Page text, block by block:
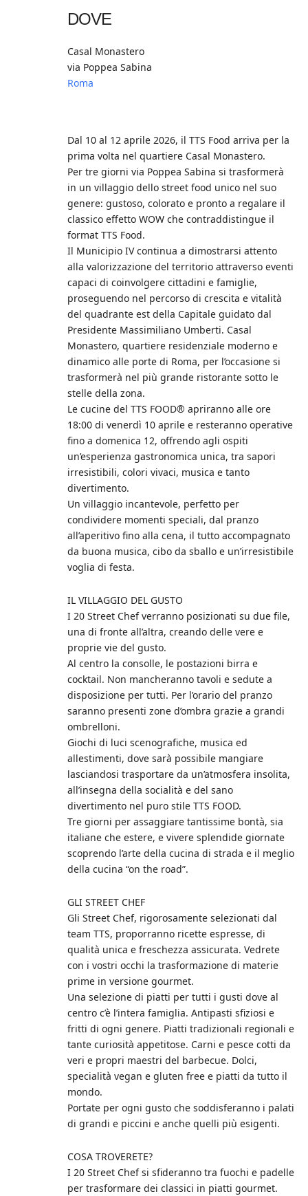
DOVE
Casal Monastero
via Poppea Sabina
Roma
Dal 10 al 12 aprile 2026, il TTS Food arriva per la
prima volta nel quartiere Casal Monastero.
Per tre giorni via Poppea Sabina si trasformerà
in un villaggio dello street food unico nel suo
genere: gustoso, colorato e pronto a regalare il
classico effetto WOW che contraddistingue il
format TTS Food.
Il Municipio IV continua a dimostrarsi attento
alla valorizzazione del territorio attraverso eventi
capaci di coinvolgere cittadini e famiglie,
proseguendo nel percorso di crescita e vitalità
del quadrante est della Capitale guidato dal
Presidente Massimiliano Umberti. Casal
Monastero, quartiere residenziale moderno e
dinamico alle porte di Roma, per l’occasione si
trasformerà nel più grande ristorante sotto le
stelle della zona.
Le cucine del TTS FOOD®️ apriranno alle ore
18:00 di venerdì 10 aprile e resteranno operative
fino a domenica 12, offrendo agli ospiti
un’esperienza gastronomica unica, tra sapori
irresistibili, colori vivaci, musica e tanto
divertimento.
Un villaggio incantevole, perfetto per
condividere momenti speciali, dal pranzo
all’aperitivo fino alla cena, il tutto accompagnato
da buona musica, cibo da sballo e un’irresistibile
voglia di festa.
IL VILLAGGIO DEL GUSTO
I 20 Street Chef verranno posizionati su due file,
una di fronte all’altra, creando delle vere e
proprie vie del gusto.
Al centro la consolle, le postazioni birra e
cocktail. Non mancheranno tavoli e sedute a
disposizione per tutti. Per l’orario del pranzo
saranno presenti zone d’ombra grazie a grandi
ombrelloni.
Giochi di luci scenografiche, musica ed
allestimenti, dove sarà possibile mangiare
lasciandosi trasportare da un’atmosfera insolita,
all’insegna della socialità e del sano
divertimento nel puro stile TTS FOOD.
Tre giorni per assaggiare tantissime bontà, sia
italiane che estere, e vivere splendide giornate
scoprendo l’arte della cucina di strada e il meglio
della cucina “on the road”.
GLI STREET CHEF
Gli Street Chef, rigorosamente selezionati dal
team TTS, proporranno ricette espresse, di
qualità unica e freschezza assicurata. Vedrete
con i vostri occhi la trasformazione di materie
prime in versione gourmet.
Una selezione di piatti per tutti i gusti dove al
centro c’è l’intera famiglia. Antipasti sfiziosi e
fritti di ogni genere. Piatti tradizionali regionali e
tante curiosità appetitose. Carni e pesce cotti da
veri e propri maestri del barbecue. Dolci,
specialità vegan e gluten free e piatti da tutto il
mondo.
Portate per ogni gusto che soddisferanno i palati
di grandi e piccini e anche quelli più esigenti.
COSA TROVERETE?
I 20 Street Chef si sfideranno tra fuochi e padelle
per trasformare dei classici in piatti gourmet.